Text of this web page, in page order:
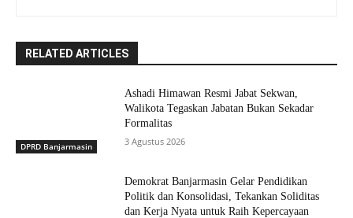
RELATED ARTICLES
DPRD Banjarmasin
Ashadi Himawan Resmi Jabat Sekwan,
Walikota Tegaskan Jabatan Bukan Sekadar
Formalitas
3 Agustus 2026
Demokrat Banjarmasin Gelar Pendidikan
Politik dan Konsolidasi, Tekankan Soliditas
dan Kerja Nyata untuk Raih Kepercayaan